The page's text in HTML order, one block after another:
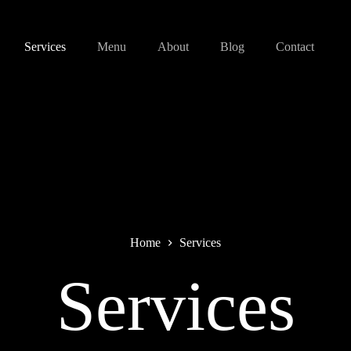
Services Menu About Blog Contact
Home Services
Services